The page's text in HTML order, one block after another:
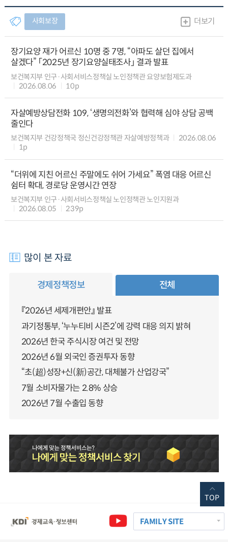
사회보장 더보기
장기요양 재가 어르신 10명 중 7명, “아파도 살던 집에서
살겠다” 「2025년 장기요양실태조사」 결과 발표
보건복지부 인구·사회서비스정책실 노인정책관 요양보험제도과
2026.08.06
10p
자살예방상담전화 109, ‘생명의전화’와 협력해 심야 상담 공백
줄인다
보건복지부 건강정책국 정신건강정책관 자살예방정책과
2026.08.06
1p
“더위에 지친 어르신 주말에도 쉬어 가세요” 폭염 대응 어르신
쉼터 확대, 경로당 운영시간 연장
보건복지부 인구·사회서비스정책실 노인정책관 노인지원과
2026.08.05
239p
많이 본 자료
경제정책정보 전체
『2026년 세제개편안』 발표
과기정통부, ‘누누티비 시즌2’에 강력 대응 의지 밝혀
2026년 한국 주식시장 여건 및 전망
2026년 6월 외국인 증권투자 동향
“초(超)성장+신(新)공간, 대체불가 산업강국”
7월 소비자물가는 2.8% 상승
2026년 7월 수출입 동향
FAMILY SITE
TOP